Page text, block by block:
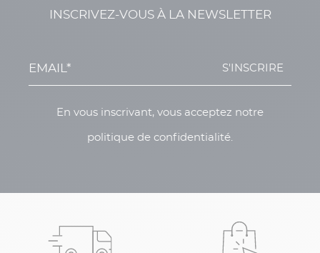
INSCRIVEZ-VOUS À LA NEWSLETTER
S'INSCRIRE
En vous inscrivant, vous acceptez notre
politique de confidentialité.